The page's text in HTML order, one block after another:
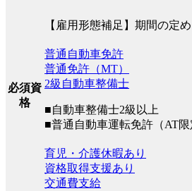
【雇用形態補足】期間の定
必須資
格
普通自動車免許
普通免許（MT）
2級自動車整備士
■自動車整備士2級以上
■普通自動車運転免許（AT限
育児・介護休暇あり
資格取得支援あり
交通費支給